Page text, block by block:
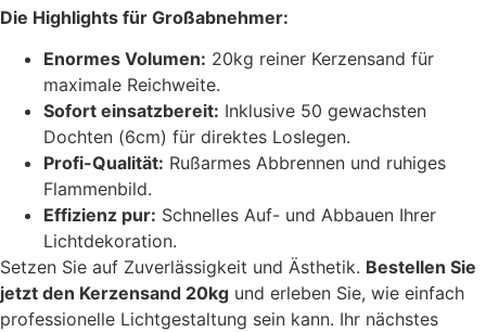
Die Highlights für Großabnehmer:
Enormes Volumen: 20kg reiner Kerzensand für
maximale Reichweite.
Sofort einsatzbereit: Inklusive 50 gewachsten
Dochten (6cm) für direktes Loslegen.
Profi-Qualität: Rußarmes Abbrennen und ruhiges
Flammenbild.
Effizienz pur: Schnelles Auf- und Abbauen Ihrer
Lichtdekoration.
Setzen Sie auf Zuverlässigkeit und Ästhetik. Bestellen Sie
jetzt den Kerzensand 20kg und erleben Sie, wie einfach
professionelle Lichtgestaltung sein kann. Ihr nächstes